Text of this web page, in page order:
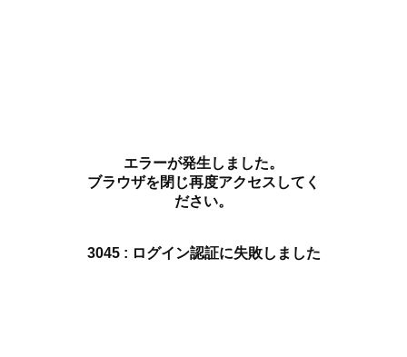
エラーが発生しました。
ブラウザを閉じ再度アクセスしてく
ださい。
3045 : ログイン認証に失敗しました